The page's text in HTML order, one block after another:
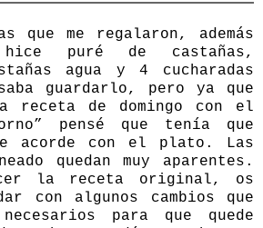
que me regalaron, además
puré de castañas,
agua y 4 cucharadas
guardarlo, pero ya que
receta de domingo con el
pensé que tenía que
acorde con el plato. Las
quedan muy aparentes.
la receta original, os
con algunos cambios que
para que quede